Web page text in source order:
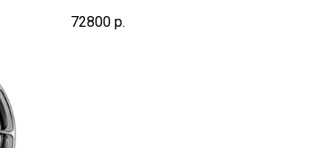
72800 р.